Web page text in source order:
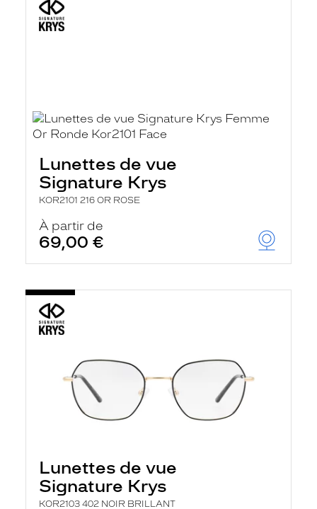
Lunettes de vue
Signature Krys
KOR2101 216 OR ROSE
À partir de
69,00 €
Lunettes de vue
Signature Krys
KOR2103 402 NOIR BRILLANT